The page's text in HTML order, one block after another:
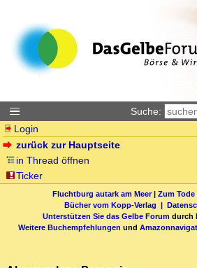
Suche:
Login
zurück zur Hauptseite
in Thread öffnen
Ticker
Fluchtburg autark am Meer| Zum
Bücher vom Kopp-Verlag |
Unterstützen Sie das Gelbe Forum durch
Weitere Buchempfehlungen und